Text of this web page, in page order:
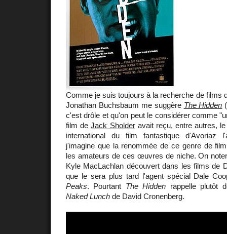
Comme je suis toujours à la recherche de films
Jonathan Buchsbaum me suggère The Hidden
c'est drôle et qu'on peut le considérer comme
film deJack Sholderavait reçu, entre autres,
international du film fantastique d'Avoriaz
j'imagine que la renommée de ce genre de
les amateurs de ces œuvres de niche. On
Kyle MacLachlan découvert dans les films de
que le sera plus tard l'agent spécial Dale
Peaks. Pourtant The Hidden rappelle plutôt
Naked Lunch de David Cronenberg.